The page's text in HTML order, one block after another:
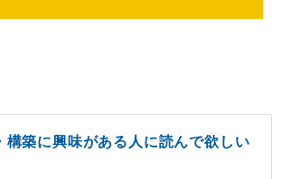
構築に興味がある人に読んで欲しい